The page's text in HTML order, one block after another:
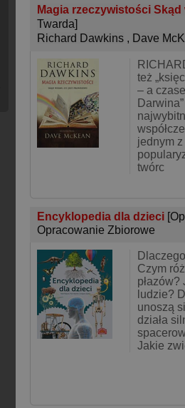
Magia rzeczywistości
Twarda]
Richard Dawkins , Dave
też
– a
jednym
twórc
Encyklopedia dla dzieci
Opracowanie Zbiorowe
Czym
ludzie?
unoszą
działa
Jakie